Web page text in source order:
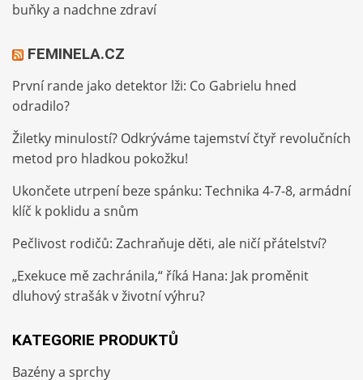
buňky a nadchne zdraví
FEMINELA.CZ
První rande jako detektor lži: Co Gabrielu hned
odradilo?
Žiletky minulostí? Odkrýváme tajemství čtyř revolučních
metod pro hladkou pokožku!
Ukončete utrpení beze spánku: Technika 4-7-8, armádní
klíč k poklidu a snům
Pečlivost rodičů: Zachraňuje děti, ale ničí přátelství?
„Exekuce mě zachránila,“ říká Hana: Jak proměnit
dluhový strašák v životní výhru?
KATEGORIE PRODUKTŮ
Bazény a sprchy